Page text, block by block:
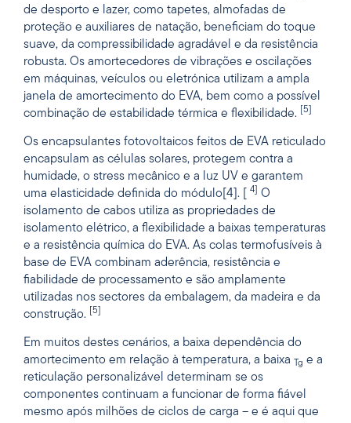
de desporto e lazer, como tapetes, almofadas de
proteção e auxiliares de natação, beneficiam do toque
suave, da compressibilidade agradável e da resistência
robusta. Os amortecedores de vibrações e oscilações
em máquinas, veículos ou eletrónica utilizam a ampla
janela de amortecimento do EVA, bem como a possível
combinação de estabilidade térmica e flexibilidade.
[5]
Os encapsulantes fotovoltaicos feitos de EVA reticulado
encapsulam as células solares, protegem contra a
humidade, o stress mecânico e a luz UV e garantem
uma elasticidade definida do módulo[4]. [
4]
O
isolamento de cabos utiliza as propriedades de
isolamento elétrico, a flexibilidade a baixas temperaturas
e a resistência química do EVA. As colas termofusíveis à
base de EVA combinam aderência, resistência e
fiabilidade de processamento e são amplamente
utilizadas nos sectores da embalagem, da madeira e da
construção.
[5]
Em muitos destes cenários, a baixa dependência do
amortecimento em relação à temperatura, a baixa
Tg e a
reticulação personalizável determinam se os
componentes continuam a funcionar de forma fiável
mesmo após milhões de ciclos de carga – e é aqui que